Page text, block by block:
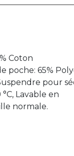
Coton
poche: 65%
pour
Lavable en
normale.